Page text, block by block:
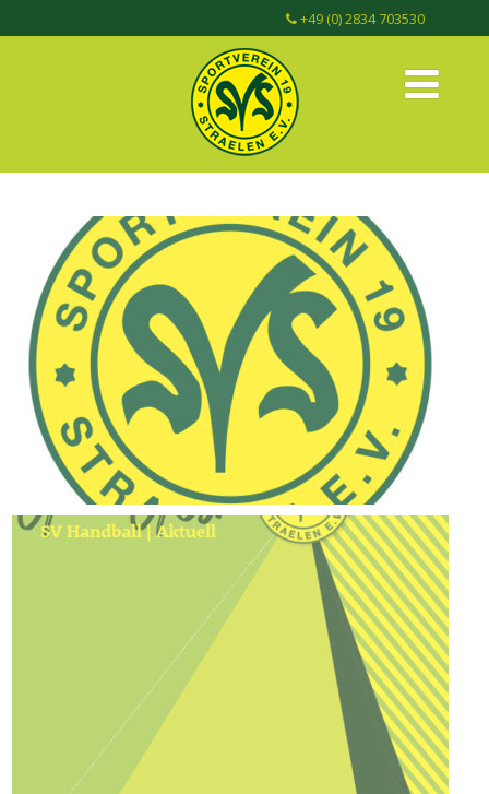
+49 (0) 2834 703530